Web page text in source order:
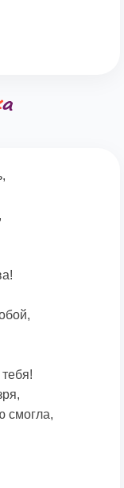
смогла,